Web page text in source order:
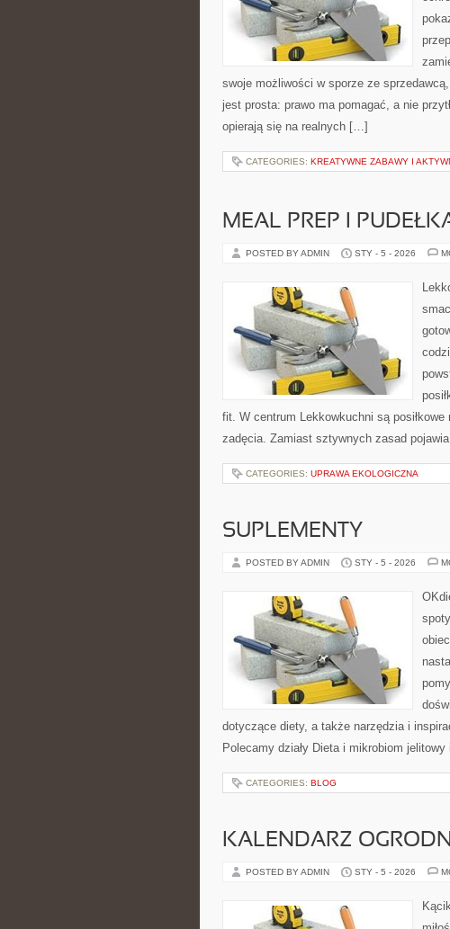
swoje możliwości w sporze ze
jest prosta: prawo ma pomagać, a nie
opierają się na realnych […]
CATEGORIES: KREATYWNE ZABAWY I
MEAL PREP I
POSTED BY ADMIN STY - 5 - 2026
fit. W centrum Lekkowkuchni są
zadęcia. Zamiast sztywnych zasad
CATEGORIES: UPRAWA EKOLOGICZNA
SUPLEMENTY
POSTED BY ADMIN STY - 5 - 2026
dotyczące diety, a także narzędzia i
Polecamy działy Dieta i mikrobiom
CATEGORIES: BLOG
KALENDARZ
POSTED BY ADMIN STY - 5 - 2026